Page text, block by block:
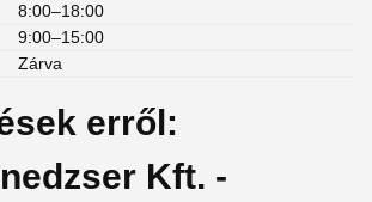
8:00–18:00
9:00–15:00
Zárva
erről:
Kft. -